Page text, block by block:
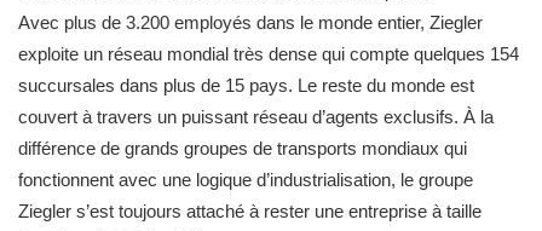
Avec plus de 3.200 employés dans le monde entier, Ziegler
exploite un réseau mondial très dense qui compte quelques 154
succursales dans plus de 15 pays. Le reste du monde est
couvert à travers un puissant réseau d’agents exclusifs. À la
différence de grands groupes de transports mondiaux qui
fonctionnent avec une logique d’industrialisation, le groupe
Ziegler s’est toujours attaché à rester une entreprise à taille